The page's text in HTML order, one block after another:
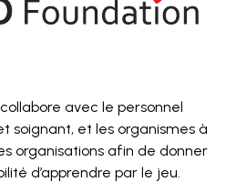
avec le personnel
soignant, et les organismes à
organisations afin de donner
d’apprendre par le jeu.